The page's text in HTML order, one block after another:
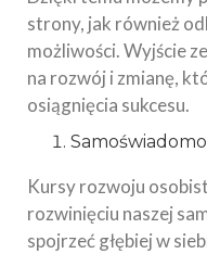
strony, jak również
możliwości. Wyjście
na rozwój i zmianę,
osiągnięcia sukcesu.
Kursy rozwoju
rozwinięciu naszej
spojrzeć głębiej w